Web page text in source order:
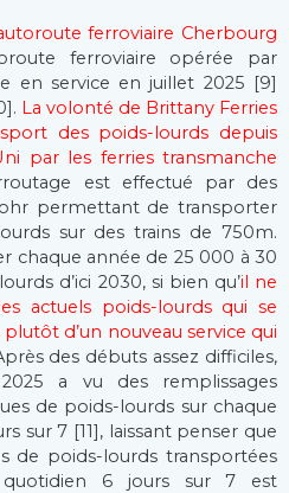
ferroviaire Cherbourg
ferroviaire opérée par
en service en juillet 2025 [9]
La volonté de Brittany Ferries
des poids-lourds depuis
par les ferries transmanche
est effectué par des
permettant de transporter
sur des trains de 750m.
chaque année de 25 000 à 30
d’ici 2030, si bien qu’il ne
actuels poids-lourds qui se
d’un nouveau service qui
des débuts assez difficiles,
a vu des remplissages
de poids-lourds sur chaque
sur 7 [11], laissant penser que
de poids-lourds transportées
quotidien 6 jours sur 7 est